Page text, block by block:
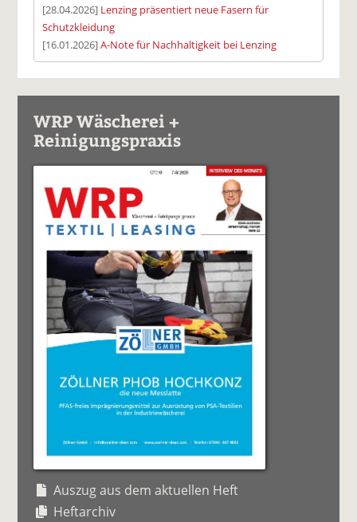
[28.04.2026] Lenzing präsentiert neue Fasern für
Schutzkleidung
[16.01.2026]A-Note für Nachhaltigkeit bei Lenzing
WRP Wäscherei +
Reinigungspraxis
Auszug aus dem aktuellen Heft
Heftarchiv